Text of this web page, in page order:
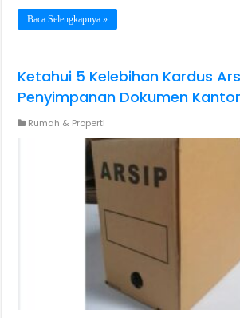
Baca Selengkapnya »
Ketahui 5 Kelebihan Kardus
Penyimpanan Dokumen Kantor
Rumah & Properti